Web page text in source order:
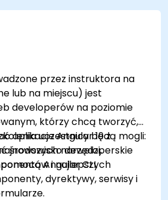
przez instruktora na
lub na miejscu) jest
developerów na poziomie
którzy chcą tworzyć,
aplikacje Angular 19 z
narzędzi,
i najlepszych
uczestnicy będą mogli:
środowisko deweloperskie
Angular CLI.
dyrektywy, serwisy i